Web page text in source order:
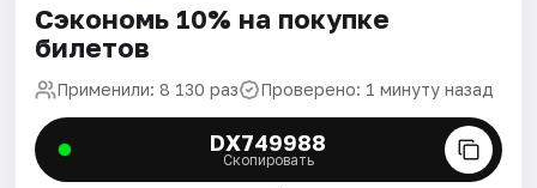
Сэкономь 10% на покупке
билетов
Применили: 8 130 раз Проверено: 1 минуту назад
DX749988
Скопировать